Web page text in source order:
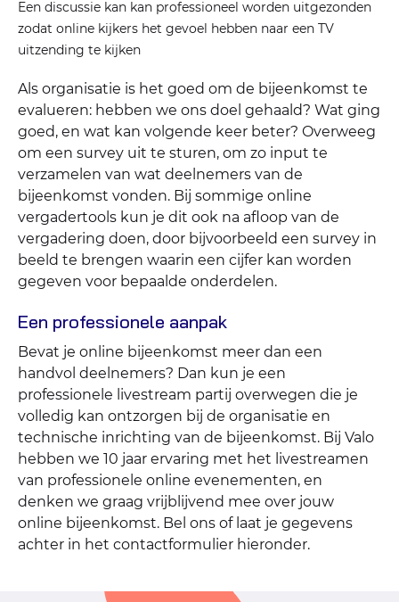
Een discussie kan kan professioneel worden uitgezonden
zodat online kijkers het gevoel hebben naar een TV
uitzending te kijken
Als organisatie is het goed om de bijeenkomst te
evalueren: hebben we ons doel gehaald? Wat ging
goed, en wat kan volgende keer beter? Overweeg
om een survey uit te sturen, om zo input te
verzamelen van wat deelnemers van de
bijeenkomst vonden. Bij sommige online
vergadertools kun je dit ook na afloop van de
vergadering doen, door bijvoorbeeld een survey in
beeld te brengen waarin een cijfer kan worden
gegeven voor bepaalde onderdelen.
Een professionele aanpak
Bevat je online bijeenkomst meer dan een
handvol deelnemers? Dan kun je een
professionele livestream partij overwegen die je
volledig kan ontzorgen bij de organisatie en
technische inrichting van de bijeenkomst. Bij Valo
hebben we 10 jaar ervaring met het livestreamen
van professionele online evenementen, en
denken we graag vrijblijvend mee over jouw
online bijeenkomst. Bel ons of laat je gegevens
achter in het contactformulier hieronder.